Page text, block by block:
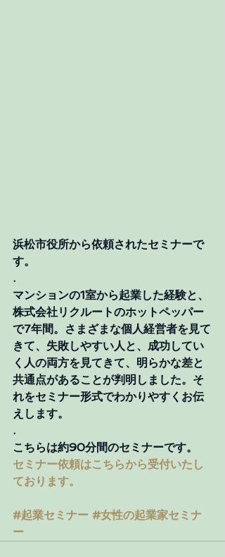
浜松市役所から依頼されたセミナーで
す。
.
マンションの1室から起業した経験と、
株式会社リクルートのホットペッパー
で7年間。さまざまな個人経営者を見て
きて、失敗しやすい人と、成功してい
く人の両方を見てきて、明らかな差と
共通点があることが判明しました。そ
れをセミナー形式でわかりやすくお伝
えします。
.
こちらは約90分間のセミナーです。
セミナー依頼はこちらから受付いたし
ております。
#起業セミナー #女性の起業家セミナ
ー